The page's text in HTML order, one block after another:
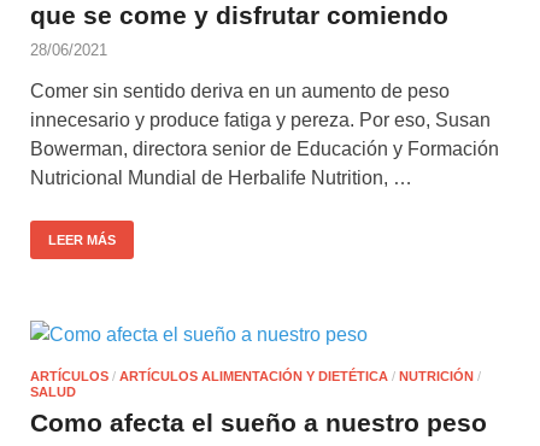
que se come y disfrutar comiendo
28/06/2021
Comer sin sentido deriva en un aumento de peso
innecesario y produce fatiga y pereza. Por eso, Susan
Bowerman, directora senior de Educación y Formación
Nutricional Mundial de Herbalife Nutrition, …
LEER MÁS
ARTÍCULOS / ARTÍCULOS ALIMENTACIÓN Y DIETÉTICA / NUTRICIÓN /
SALUD
Como afecta el sueño a nuestro peso